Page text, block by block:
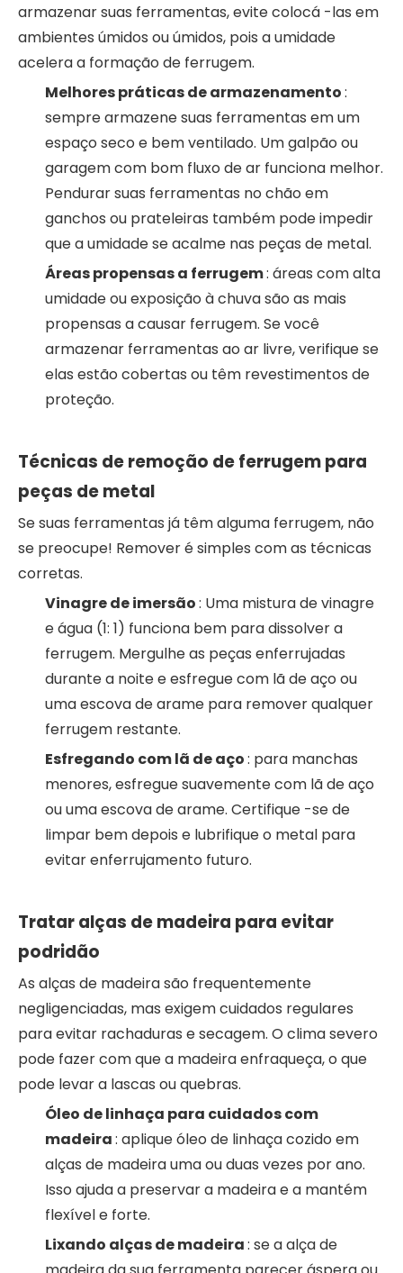
armazenar suas ferramentas, evite colocá -las em
ambientes úmidos ou úmidos, pois a umidade
acelera a formação de ferrugem.
Melhores práticas de armazenamento:
sempre armazene suas ferramentas em um
espaço seco e bem ventilado. Um galpão ou
garagem com bom fluxo de ar funciona melhor.
Pendurar suas ferramentas no chão em
ganchos ou prateleiras também pode impedir
que a umidade se acalme nas peças de metal.
Áreas propensas a ferrugem: áreas com alta
umidade ou exposição à chuva são as mais
propensas a causar ferrugem. Se você
armazenar ferramentas ao ar livre, verifique se
elas estão cobertas ou têm revestimentos de
proteção.
Técnicas de remoção de ferrugem para
peças de metal
Se suas ferramentas já têm alguma ferrugem, não
se preocupe! Remover é simples com as técnicas
corretas.
Vinagre de imersão: Uma mistura de vinagre
e água (1: 1) funciona bem para dissolver a
ferrugem. Mergulhe as peças enferrujadas
durante a noite e esfregue com lã de aço ou
uma escova de arame para remover qualquer
ferrugem restante.
Esfregando com lã de aço: para manchas
menores, esfregue suavemente com lã de aço
ou uma escova de arame. Certifique -se de
limpar bem depois e lubrifique o metal para
evitar enferrujamento futuro.
Tratar alças de madeira para evitar
podridão
As alças de madeira são frequentemente
negligenciadas, mas exigem cuidados regulares
para evitar rachaduras e secagem. O clima severo
pode fazer com que a madeira enfraqueça, o que
pode levar a lascas ou quebras.
Óleo de linhaça para cuidados com
madeira: aplique óleo de linhaça cozido em
alças de madeira uma ou duas vezes por ano.
Isso ajuda a preservar a madeira e a mantém
flexível e forte.
Lixando alças de madeira: se a alça de